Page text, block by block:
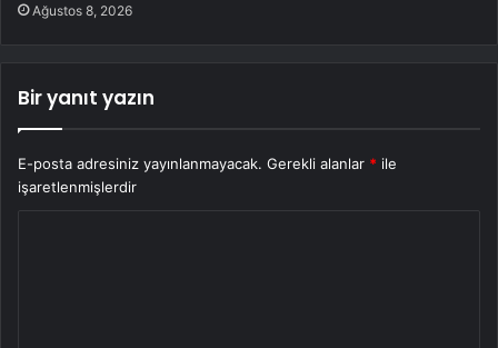
Ağustos 8, 2026
Bir yanıt yazın
E-posta adresiniz yayınlanmayacak. Gerekli alanlar * ile
işaretlenmişlerdir